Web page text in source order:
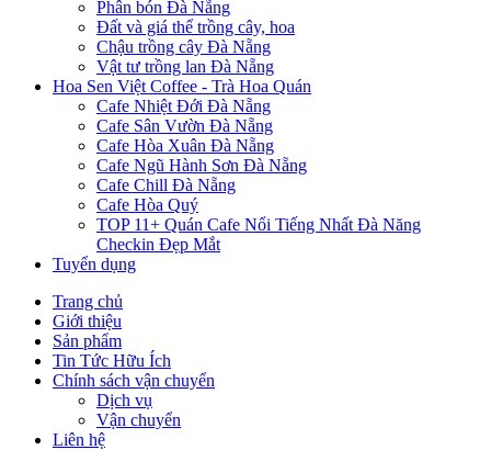
Phân bón Đà Nẵng
Đất và giá thể trồng cây, hoa
Chậu trồng cây Đà Nẵng
Vật tư trồng lan Đà Nẵng
Hoa Sen Việt Coffee - Trà Hoa Quán
Cafe Nhiệt Đới Đà Nẵng
Cafe Sân Vườn Đà Nẵng
Cafe Hòa Xuân Đà Nẵng
Cafe Ngũ Hành Sơn Đà Nẵng
Cafe Chill Đà Nẵng
Cafe Hòa Quý
TOP 11+ Quán Cafe Nổi Tiếng Nhất Đà Năng
Checkin Đẹp Mắt
Tuyển dụng
Trang chủ
Giới thiệu
Sản phẩm
Tin Tức Hữu Ích
Chính sách vận chuyển
Dịch vụ
Vận chuyển
Liên hệ